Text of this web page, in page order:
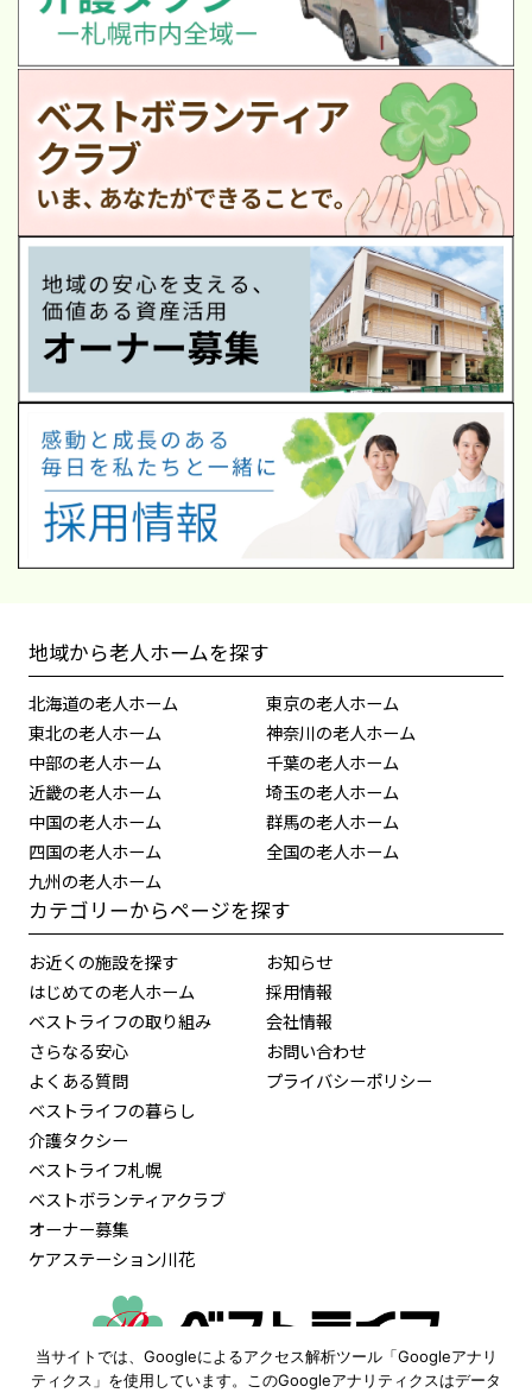
地域から老人ホームを探す
北海道の老人ホーム
東北の老人ホーム
中部の老人ホーム
近畿の老人ホーム
中国の老人ホーム
四国の老人ホーム
九州の老人ホーム
東京の老人ホーム
神奈川の老人ホーム
千葉の老人ホーム
埼玉の老人ホーム
群馬の老人ホーム
全国の老人ホーム
カテゴリーからページを探す
お近くの施設を探す
はじめての老人ホーム
ベストライフの取り組み
さらなる安心
よくある質問
ベストライフの暮らし
介護タクシー
ベストライフ札幌
ベストボランティアクラブ
オーナー募集
ケアステーション川花
お知らせ
採用情報
会社情報
お問い合わせ
プライバシーポリシー
当サイトでは、Googleによるアクセス解析ツール「Googleアナリ
ティクス」を使用しています。このGoogleアナリティクスはデータ